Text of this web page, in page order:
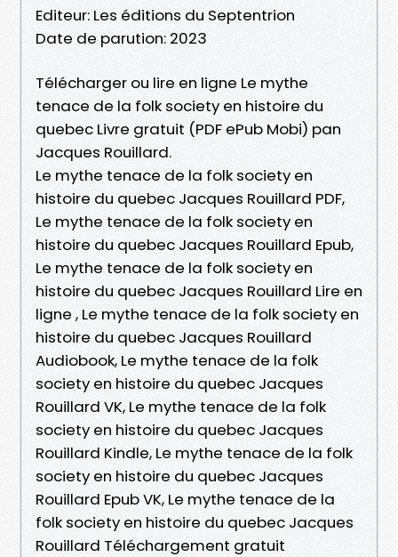
Editeur: Les éditions du Septentrion
Date de parution: 2023
Télécharger ou lire en ligne Le mythe
tenace de la folk society en histoire du
quebec Livre gratuit (PDF ePub Mobi) pan
Jacques Rouillard.
Le mythe tenace de la folk society en
histoire du quebec Jacques Rouillard PDF,
Le mythe tenace de la folk society en
histoire du quebec Jacques Rouillard Epub,
Le mythe tenace de la folk society en
histoire du quebec Jacques Rouillard Lire en
ligne , Le mythe tenace de la folk society en
histoire du quebec Jacques Rouillard
Audiobook, Le mythe tenace de la folk
society en histoire du quebec Jacques
Rouillard VK, Le mythe tenace de la folk
society en histoire du quebec Jacques
Rouillard Kindle, Le mythe tenace de la folk
society en histoire du quebec Jacques
Rouillard Epub VK, Le mythe tenace de la
folk society en histoire du quebec Jacques
Rouillard Téléchargement gratuit